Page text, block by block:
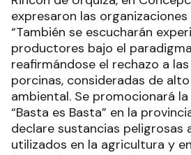
expresaron las
“También se escucharán
productores bajo el
reafirmándose el rechazo a
porcinas, consideradas de
ambiental. Se promocionará
“Basta es Basta” en la
declare sustancias peligrosas
utilizados en la agricultura y